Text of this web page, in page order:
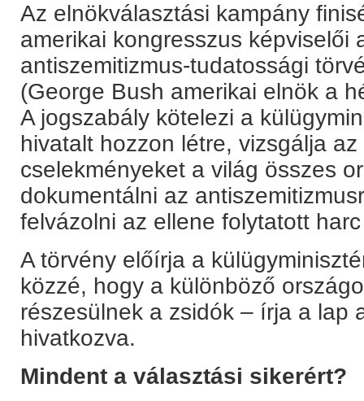
Az elnökválasztási kampány
amerikai kongresszus képviselői
antiszemitizmus-tudatossági
(George Bush amerikai elnök a
A jogszabály kötelezi a
hivatalt hozzon létre, vizsgálja
cselekményeket a világ összes
dokumentálni az
felvázolni az ellene folytatott
A törvény előírja a
közzé, hogy a különböző
részesülnek a zsidók – írja a lap
hivatkozva.
Mindent a választási sikerért?